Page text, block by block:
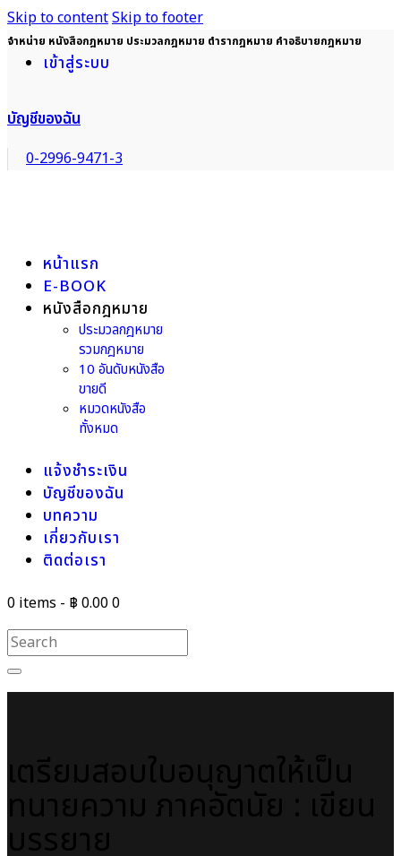
Skip to contentSkip to footer
จำหน่าย หนังสือกฎหมาย ประมวลกฎหมาย ตำรากฎหมาย คำอธิบายกฎหมาย
เข้าสู่ระบบ
บัญชีของฉัน
0-2996-9471-3
หน้าแรก
E-BOOK
หนังสือกฎหมาย
ประมวลกฎหมาย
รวมกฎหมาย
10 อันดับหนังสือ
ขายดี
หมวดหนังสือ
ทั้งหมด
แจ้งชำระเงิน
บัญชีของฉัน
บทความ
เกี่ยวกับเรา
ติดต่อเรา
0 items - ฿ 0.000